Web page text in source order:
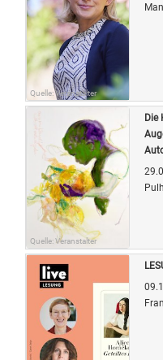
Quelle: Veranstalter
Quelle: Veranstalter
Die